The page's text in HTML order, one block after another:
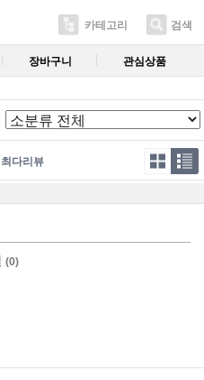
카테고리 검색
장바구니 관심상품
최다리뷰
(0)